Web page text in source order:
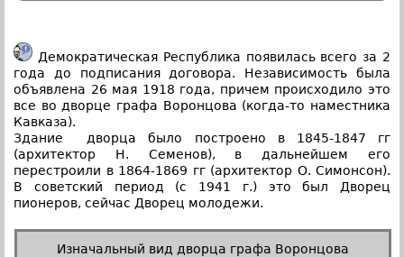
Демократическая Республика появилась всего за 2
года до подписания договора. Независимость была
объявлена 26 мая 1918 года, причем происходило это
все во дворце графа Воронцова (когда-то наместника
Кавказа).
Здание дворца было построено в 1845-1847 гг
(архитектор Н. Семенов), в дальнейшем его
перестроили в 1864-1869 гг (архитектор О. Симонсон).
В советский период (с 1941 г.) это был Дворец
пионеров, сейчас Дворец молодежи.
Изначальный вид дворца графа Воронцова